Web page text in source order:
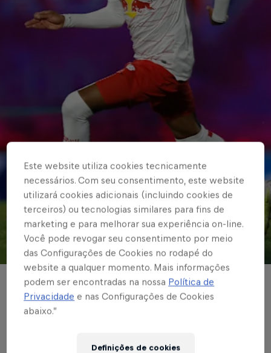
© Red Bull Bragantino
BRASILEIRÃO
Red Bull Bragantino
recebe Internacional
Este website utiliza cookies tecnicamente
necessários. Com seu consentimento, este website
utilizará cookies adicionais (incluindo cookies de
terceiros) ou tecnologias similares para fins de
marketing e para melhorar sua experiência on-line.
Você pode revogar seu consentimento por meio
das Configurações de Cookies no rodapé do
website a qualquer momento. Mais informações
podem ser encontradas na nossa Política de
Privacidade e nas Configurações de Cookies
abaixo.”
Definições de cookies